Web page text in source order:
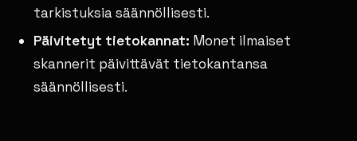
tarkistuksia säännöllisesti.
Päivitetyt tietokannat: Monet ilmaiset
skannerit päivittävät tietokantansa
säännöllisesti.